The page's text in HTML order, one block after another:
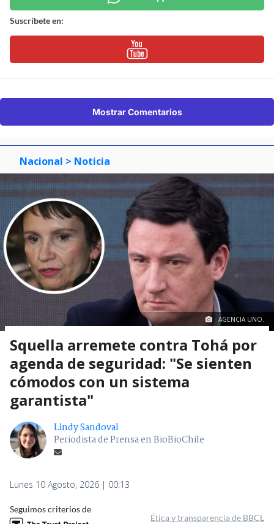
Suscríbete en:
Mostrar Comentarios
Nacional > Noticia
AGENCIA UNO.
Squella arremete contra Tohá por
agenda de seguridad: "Se sienten
cómodos con un sistema
garantista"
Lindy Sandoval
Periodista de Prensa en BioBioChile
Lunes 10 Agosto, 2026 | 00:13
Seguimos criterios de
Ética y transparencia de BBCL